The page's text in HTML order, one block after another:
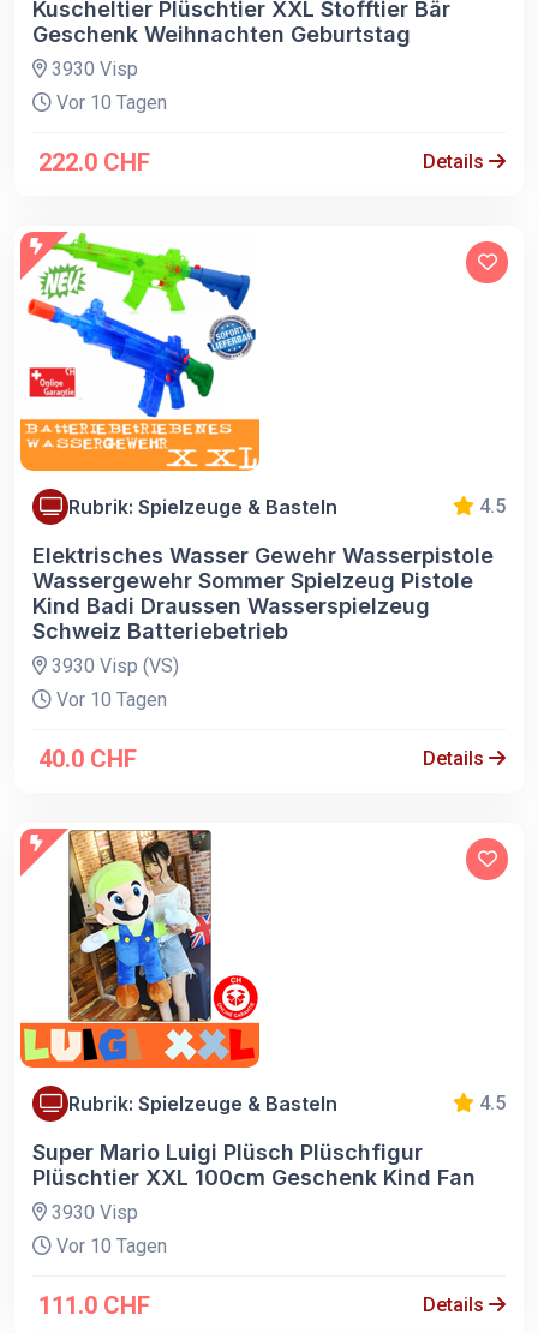
Kuscheltier Plüschtier XXL Stofftier Bär
Geschenk Weihnachten Geburtstag
3930 Visp
Vor 10 Tagen
222.0 CHF Details
Rubrik: Spielzeuge & Basteln 4.5
Elektrisches Wasser Gewehr Wasserpistole
Wassergewehr Sommer Spielzeug Pistole
Kind Badi Draussen Wasserspielzeug
Schweiz Batteriebetrieb
3930 Visp (VS)
Vor 10 Tagen
40.0 CHF Details
Rubrik: Spielzeuge & Basteln 4.5
Super Mario Luigi Plüsch Plüschfigur
Plüschtier XXL 100cm Geschenk Kind Fan
3930 Visp
Vor 10 Tagen
111.0 CHF Details